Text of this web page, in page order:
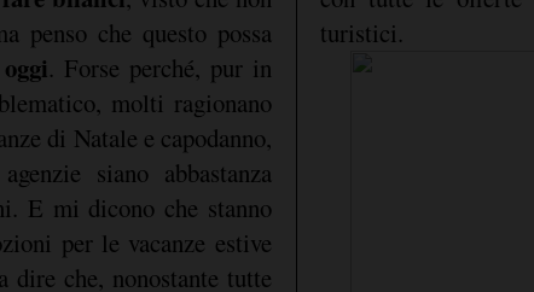
penso che questo possa
. Forse perché, pur in
molti ragionano
di Natale e capodanno,
siano abbastanza
E mi dicono che stanno
per le vacanze estive
dire che, nonostante tutte
turistici.